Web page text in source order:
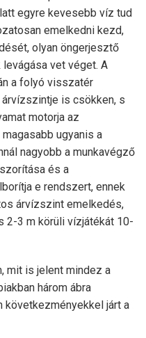
egyre kevesebb víz tud
emelkedni kezd,
olyan öngerjesztő
vet véget. A
a folyó visszatér
is csökken, s
motorja az
ugyanis a
nagyobb a munkavégző
és a
e rendszert, ennek
árvízszint emelkedés,
2-3 m körüli vízjátékát 10-
mit is jelent mindez a
három ábra
következményekkel járt a